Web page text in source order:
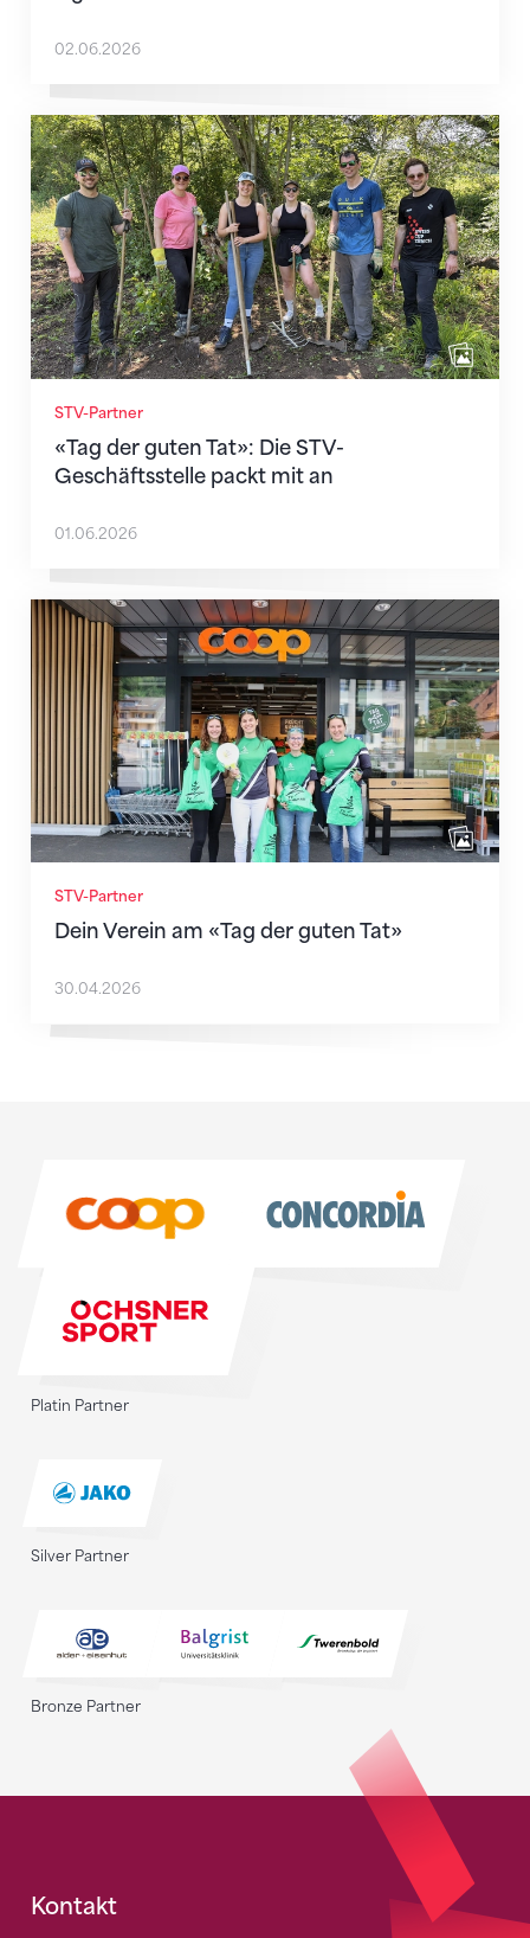
02.06.2026
STV-Partner
«Tag der guten Tat»: Die STV-
Geschäftsstelle packt mit an
«Tag der guten Tat»: Die STV-Geschäftsstelle packt
01.06.2026
STV-Partner
Dein Verein am «Tag der guten Tat»
Dein Verein am «Tag der guten Tat»
30.04.2026
Platin Partner
Silver Partner
Bronze Partner
Fusszeile
Kontakt